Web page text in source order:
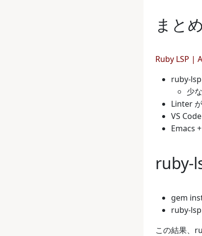
まとめ
Ruby LSP |
ruby-
少
Linter
VS
Emacs
ruby-
gem
ruby-lsp
この結果、